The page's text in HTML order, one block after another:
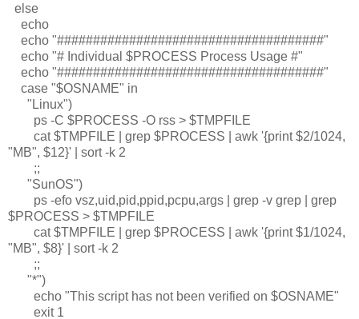
else
echo
echo "#####################################"
echo "# Individual $PROCESS Process Usage #"
echo "#####################################"
case "$OSNAME" in
"Linux")
ps -C $PROCESS -O rss > $TMPFILE
cat $TMPFILE | grep $PROCESS | awk '{print $2/1024,
"MB", $12}' | sort -k 2
;;
"SunOS")
ps -efo vsz,uid,pid,ppid,pcpu,args | grep -v grep | grep
$PROCESS > $TMPFILE
cat $TMPFILE | grep $PROCESS | awk '{print $1/1024,
"MB", $8}' | sort -k 2
;;
"*")
echo "This script has not been verified on $OSNAME"
exit 1